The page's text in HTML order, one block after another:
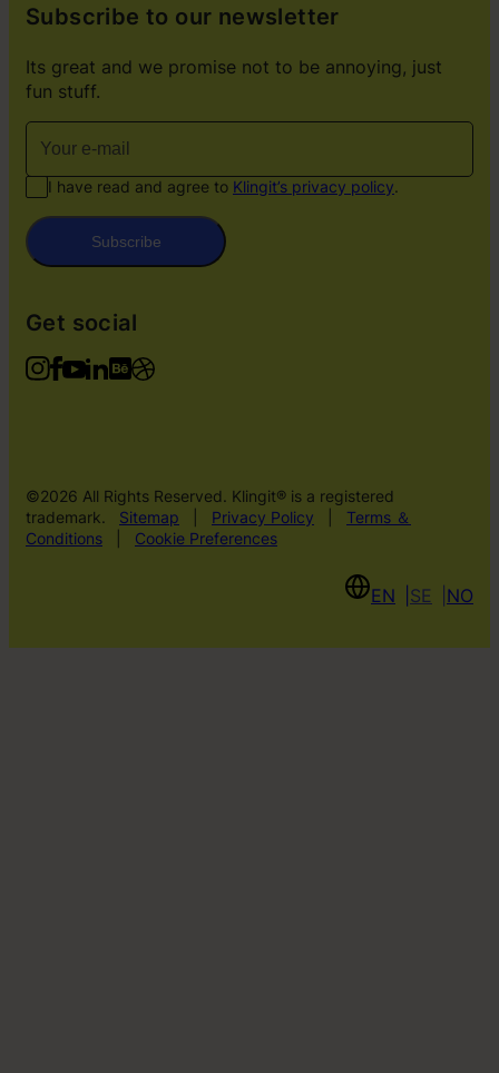
Subscribe to our newsletter
Its great and we promise not to be annoying, just
fun stuff.
I have read and agree to Klingit’s privacy policy.
Subscribe
Get social
©2026 All Rights Reserved. Klingit® is a registered
trademark.
Sitemap Privacy Policy
Terms ＆
Conditions
Cookie Preferences
EN SE NO